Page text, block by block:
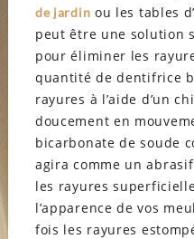
de jardin ou les tables
peut être une solution
pour éliminer les
quantité de dentifrice
rayures à l’aide d’un
doucement en
bicarbonate de soude
agira comme un
les rayures
l’apparence de vos
fois les rayures